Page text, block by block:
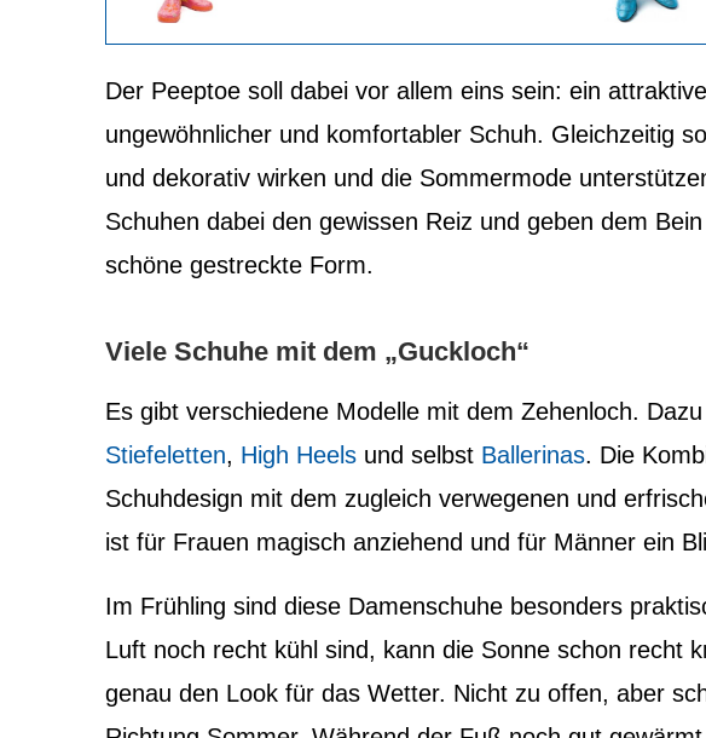
Der Peeptoe soll dabei vor allem eins sein: ein
ungewöhnlicher und komfortabler Schuh. Gleichzeitig
und dekorativ wirken und die Sommermode
Schuhen dabei den gewissen Reiz und geben dem
schöne gestreckte Form.
Viele Schuhe mit dem „Guckloch“
Es gibt verschiedene Modelle mit dem Zehenloch.
Stiefeletten, High Heels und selbst Ballerinas. Die
Schuhdesign mit dem zugleich verwegenen und
ist für Frauen magisch anziehend und für Männer ein
Im Frühling sind diese Damenschuhe besonders
Luft noch recht kühl sind, kann die Sonne schon recht
genau den Look für das Wetter. Nicht zu offen, aber